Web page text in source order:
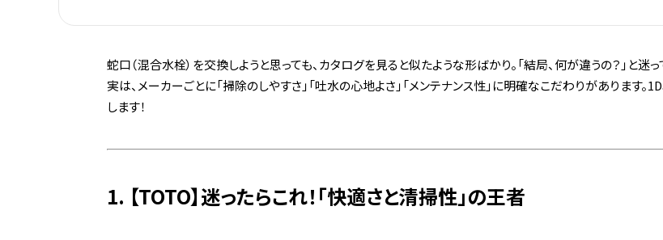
蛇口（混合水栓）を交換しようと思っても、カタログを見ると似たような形ばかり。「結局、何が違うの？」と迷
実は、メーカーごとに「掃除のしやすさ」「吐水の心地よさ」「メンテナンス性」に明確なこだわりがあります
します！
1. 【TOTO】迷ったらこれ！「快適さと清掃性」の王者